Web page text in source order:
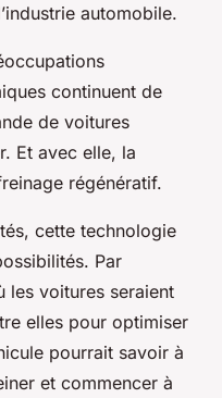
automobile.
continuent de
de voitures
Et avec elle, la
régénératif.
cette technologie
Par
les voitures seraient
elles pour optimiser
pourrait savoir à
et commencer à